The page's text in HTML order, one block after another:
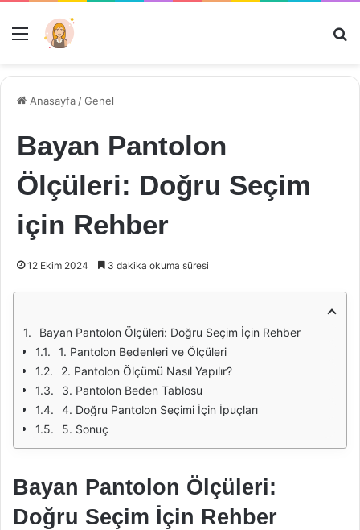
Menü
Anasayfa /Genel
Bayan Pantolon
Ölçüleri: Doğru Seçim
için Rehber
12 Ekim 2024 3 dakika okuma süresi
Bayan Pantolon Ölçüleri: Doğru Seçim İçin Rehber
1. Pantolon Bedenleri ve Ölçüleri
2. Pantolon Ölçümü Nasıl Yapılır?
3. Pantolon Beden Tablosu
4. Doğru Pantolon Seçimi İçin İpuçları
5. Sonuç
Bayan Pantolon Ölçüleri:
Doğru Seçim İçin Rehber